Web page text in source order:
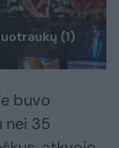
(1)
buvo
nei 35